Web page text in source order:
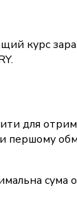
курс
для
першому
сума